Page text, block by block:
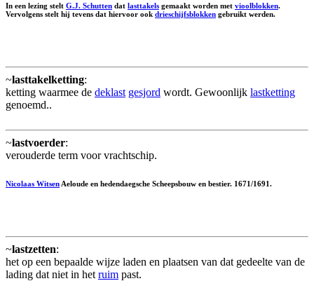
In een lezing stelt G.J. Schutten dat lasttakels gemaakt worden met vioolblokken.
Vervolgens stelt hij tevens dat hiervoor ook drieschijfsblokken gebruikt werden.
~lasttakelketting:
ketting waarmee de deklast gesjord wordt. Gewoonlijk lastketting
genoemd..
~lastvoerder:
verouderde term voor vrachtschip.
Nicolaas Witsen Aeloude en hedendaegsche Scheepsbouw en bestier. 1671/1691.
~lastzetten:
het op een bepaalde wijze laden en plaatsen van dat gedeelte van de
lading dat niet in het ruim past.